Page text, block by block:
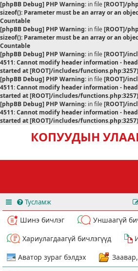
[phpBB Debug] PHP Warning: in file[ROOT]/
sizeof(): Parameter must be an array or an
Countable
[phpBB Debug] PHP Warning: in file[ROOT]/
sizeof(): Parameter must be an array or an
Countable
[phpBB Debug] PHP Warning: in file[ROOT]/
4511:Cannot modify header information -
started at [ROOT]/includes/functions.php:3257)
[phpBB Debug] PHP Warning: in file[ROOT]/
4511:Cannot modify header information -
started at [ROOT]/includes/functions.php:3257)
[phpBB Debug] PHP Warning: in file[ROOT]/
4511:Cannot modify header information -
started at [ROOT]/includes/functions.php:3257)
КОПУУДЫН
Тусламж
Шинэ бичлэг
Уншаагүй
Хариулагдаагүй бичлэгүүд
Аватор зураг бэлдэх